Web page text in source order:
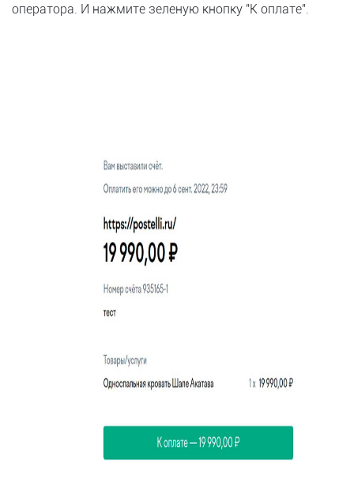
оператора. И нажмите зеленую кнопку "К оплате".